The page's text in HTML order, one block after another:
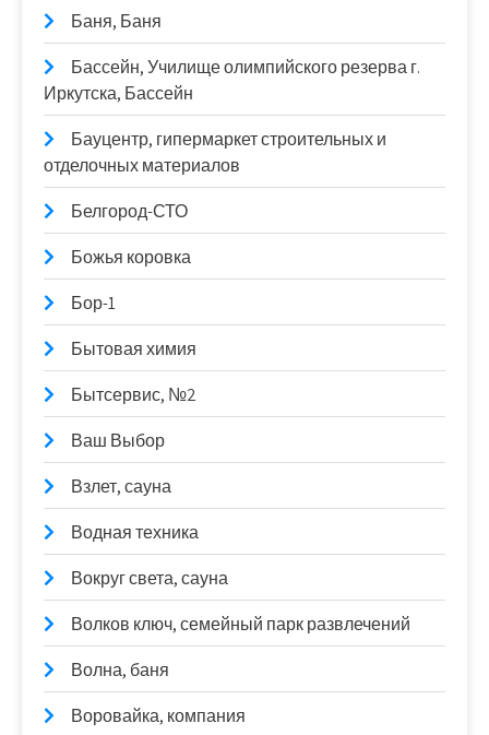
Баня, Баня
Бассейн, Училище олимпийского резерва г.
Иркутска, Бассейн
Бауцентр, гипермаркет строительных и
отделочных материалов
Белгород-СТО
Божья коровка
Бор-1
Бытовая химия
Бытсервис, №2
Ваш Выбор
Взлет, сауна
Водная техника
Вокруг света, сауна
Волков ключ, семейный парк развлечений
Волна, баня
Воровайка, компания